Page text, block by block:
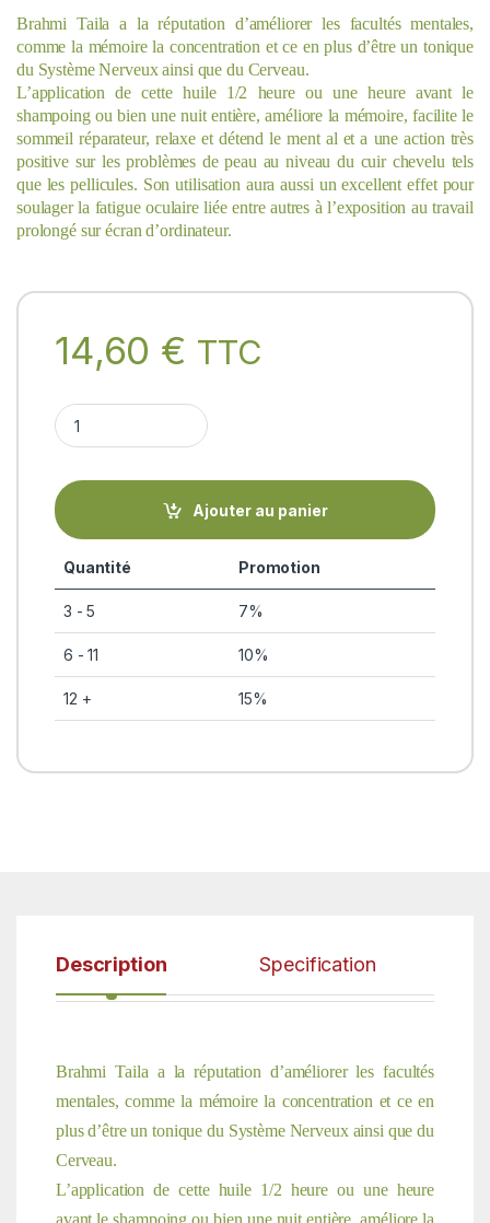
Brahmi Taila a la réputation d’améliorer les facultés mentales,
comme la mémoire la concentration et ce en plus d’être un tonique
du Système Nerveux ainsi que du Cerveau.
L’application de cette huile 1/2 heure ou une heure avant le
shampoing ou bien une nuit entière, améliore la mémoire, facilite le
sommeil réparateur, relaxe et détend le ment al et a une action très
positive sur les problèmes de peau au niveau du cuir chevelu tels
que les pellicules. Son utilisation aura aussi un excellent effet pour
soulager la fatigue oculaire liée entre autres à l’exposition au travail
prolongé sur écran d’ordinateur.
14,60 € TTC
BRAHMI 200ml (Tailam - huile de massage ayurvédique)
Ajouter au panier
Quantité Promotion
3 - 5 7%
6 - 11 10%
12 + 15%
Description Specification
Brahmi Taila a la réputation d’améliorer les facultés
mentales, comme la mémoire la concentration et ce en
plus d’être un tonique du Système Nerveux ainsi que du
Cerveau.
L’application de cette huile 1/2 heure ou une heure